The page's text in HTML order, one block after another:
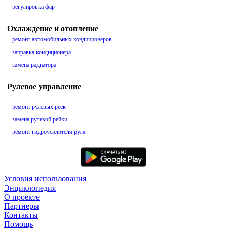
регулировка фар
Охлаждение и отопление
ремонт автомобильных кондиционеров
заправка кондиционера
замена радиатора
Рулевое управление
ремонт рулевых реек
замена рулевой рейки
ремонт гидроусилителя руля
Условия использования
Энциклопедия
О проекте
Партнеры
Контакты
Помощь